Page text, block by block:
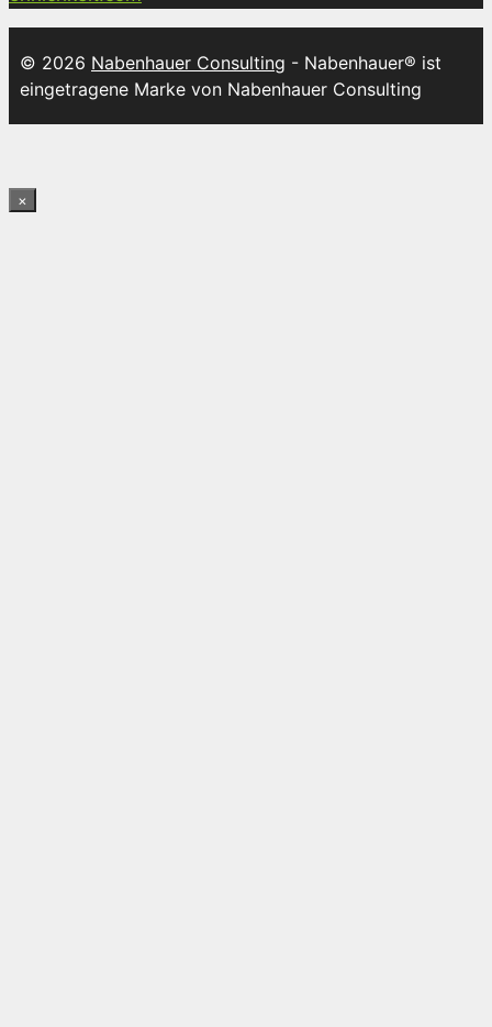
© 2026 Nabenhauer Consulting - Nabenhauer® ist
eingetragene Marke von Nabenhauer Consulting
×